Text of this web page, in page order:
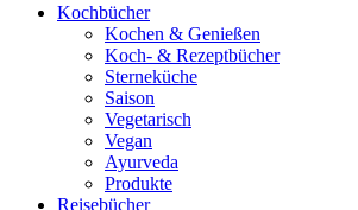
Kochbücher
Kochen & Genießen
Koch- & Rezeptbücher
Sterneküche
Saison
Vegetarisch
Vegan
Ayurveda
Produkte
Reisebücher